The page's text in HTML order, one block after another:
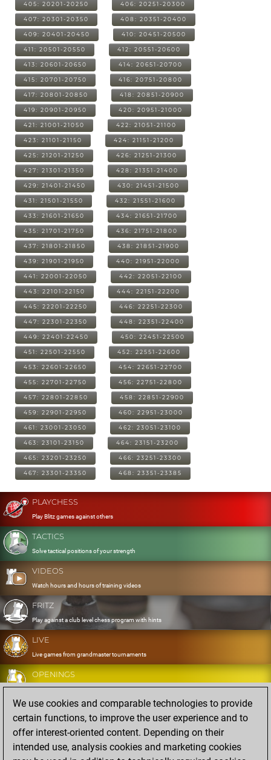
405: 20201-20250 406: 20251-20300
407: 20301-20350 408: 20351-20400
409: 20401-20450 410: 20451-20500
411: 20501-20550 412: 20551-20600
413: 20601-20650 414: 20651-20700
415: 20701-20750 416: 20751-20800
417: 20801-20850 418: 20851-20900
419: 20901-20950 420: 20951-21000
421: 21001-21050 422: 21051-21100
423: 21101-21150 424: 21151-21200
425: 21201-21250 426: 21251-21300
427: 21301-21350 428: 21351-21400
429: 21401-21450 430: 21451-21500
431: 21501-21550 432: 21551-21600
433: 21601-21650 434: 21651-21700
435: 21701-21750 436: 21751-21800
437: 21801-21850 438: 21851-21900
439: 21901-21950 440: 21951-22000
441: 22001-22050 442: 22051-22100
443: 22101-22150 444: 22151-22200
445: 22201-22250 446: 22251-22300
447: 22301-22350 448: 22351-22400
449: 22401-22450 450: 22451-22500
451: 22501-22550 452: 22551-22600
453: 22601-22650 454: 22651-22700
455: 22701-22750 456: 22751-22800
457: 22801-22850 458: 22851-22900
459: 22901-22950 460: 22951-23000
461: 23001-23050 462: 23051-23100
463: 23101-23150 464: 23151-23200
465: 23201-23250 466: 23251-23300
467: 23301-23350 468: 23351-23385
PLAYCHESS
Play Blitz games against others
TACTICS
Solve tactical positions of your strength
VIDEOS
Watch hours and hours of training videos
FRITZ
Play against a club level chess program with hints
LIVE
Live games from grandmaster tournaments
OPENINGS
Develop and exercise your openings
DATABASE
Eight million strong games
MYGAMES
Store and analyse your own games in the cloud
We use cookies and comparable technologies to provide
certain functions, to improve the user experience and to
offer interest-oriented content. Depending on their
intended use, analysis cookies and marketing cookies